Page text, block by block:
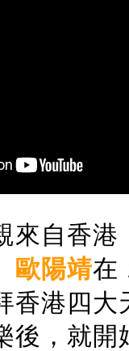
來自香港
歐陽靖在
香港四
後，就